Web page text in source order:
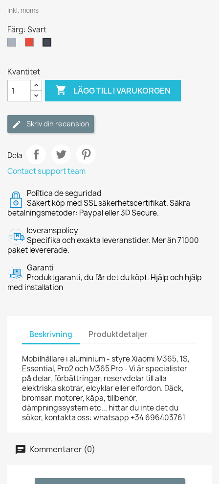
Inkl. moms
Färg: Svart
Kvantitet
 LÄGG TILL I VARUKORGEN
Skriv din recension
Dela
Contact support team
Política de seguridad
Säkert köp med SSL säkerhetscertifikat. Säkra
betalningsmetoder: Paypal eller 3D Secure.
leveranspolicy
Specifika och exakta leveranstider. Mer än 71000
paket levererade.
Garanti
Produktgaranti, du får det du köpt. Hjälp och hjälp
med installation
Beskrivning Produktdetaljer
Mobilhållare i aluminium - styre Xiaomi M365, 1S,
Essential, Pro2 och M365 Pro - Vi är specialister
på delar, förbättringar, reservdelar till alla
elektriska skotrar, elcyklar eller elfordon. Däck,
bromsar, motorer, kåpa, tillbehör,
dämpningssystem etc... hittar du inte det du
söker, kontakta oss: whatsapp +34 696403761
Kommentarer (0)